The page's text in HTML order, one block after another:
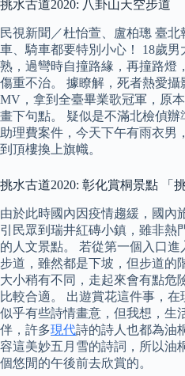
挑水古道2020: 八卦山天空步道
民視新聞／杜怡萱、盧柏璁 臺
車、騎車都要特別小心！ 18歲
熟，過彎時自撞路緣，再撞路燈
傷重不治。 據瞭解，死者熱愛
MV，拿到全臺畢業歌冠軍，原
畫下句點。 疑似是不滿北檢偵
助理費案件，今天下午有雨衣男
到頂樓換上旗幟。
挑水古道2020: 彰化賞桐景點 「
由於此時國內因疫情趨緩，國內
引民眾到瑞井紅磚小鎮，雖非熱
的人文景點。 若從第一個入口
步道，雖然都是下坡，但步道的
大小稍有不同，走起來會有點危
比較合適。 出遊賞花這件事，
似乎有些詩情畫意，但我想，生
伴，許多現代詩的詩人也都為油
容這美妙五月雪的詩詞，所以油
個悠閒的午後前去欣賞的。